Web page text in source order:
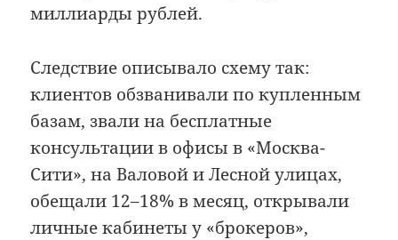
миллиарды рублей.
Следствие описывало схему так:
клиентов обзванивали по купленным
базам, звали на бесплатные
консультации в офисы в «Москва-
Сити», на Валовой и Лесной улицах,
обещали 12–18% в месяц, открывали
личные кабинеты у «брокеров»,